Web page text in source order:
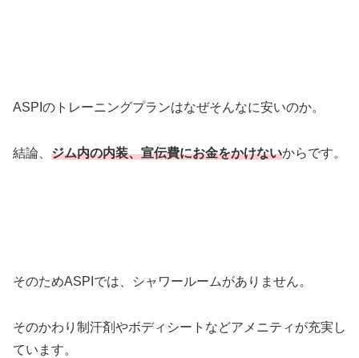
ASPIのトレーニングプランはなぜそんなに安いのか。
結論、 ジム内の内装、宣伝費にお金をかけないからです。
そのためASPIでは、シャワールームがありません。
そのかわり制汗剤やボディシートなどアメニティが充実し
ています。